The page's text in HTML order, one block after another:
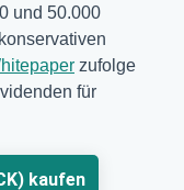
und 50.000
zufolge
für
kaufen